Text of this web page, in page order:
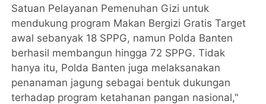
Satuan Pelayanan Pemenuhan Gizi untuk
mendukung program Makan Bergizi Gratis Target
awal sebanyak 18 SPPG, namun Polda Banten
berhasil membangun hingga 72 SPPG. Tidak
hanya itu, Polda Banten juga melaksanakan
penanaman jagung sebagai bentuk dukungan
terhadap program ketahanan pangan nasional,"